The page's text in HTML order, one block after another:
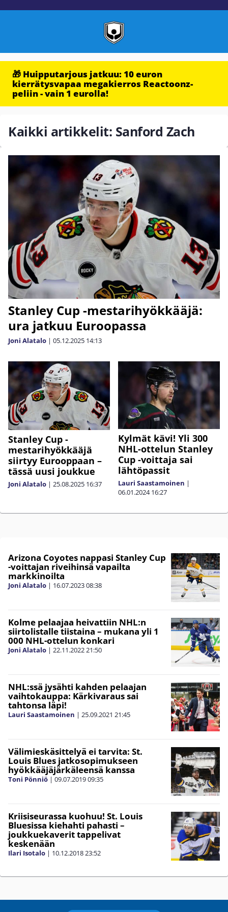
🎁 Huipputarjous jatkuu: 10 euron
kierrätysvapaa megakierros Reactoonz-
peliin - vain 1 eurolla!
Kaikki artikkelit: Sanford Zach
Stanley Cup -mestarihyökkääjä:
ura jatkuu Euroopassa
Joni Alatalo | 05.12.2025 14:13
Stanley Cup -
mestarihyökkääjä
siirtyy Eurooppaan –
tässä uusi joukkue
Joni Alatalo | 25.08.2025 16:37
Kylmät kävi! Yli 300
NHL-ottelun Stanley
Cup -voittaja sai
lähtöpassit
Lauri Saastamoinen |
06.01.2024 16:27
Arizona Coyotes nappasi Stanley Cup
-voittajan riveihinsä vapailta
markkinoilta
Joni Alatalo | 16.07.202308:38
Kolme pelaajaa heivattiin NHL:n
siirtolistalle tiistaina – mukana yli 1
000 NHL-ottelun konkari
Joni Alatalo | 22.11.202221:50
NHL:ssä jysähti kahden pelaajan
vaihtokauppa: Kärkivaraus sai
tahtonsa läpi!
Lauri Saastamoinen | 25.09.2021 21:45
Välimieskäsittelyä ei tarvita: St.
Louis Blues jatkosopimukseen
hyökkääjäjärkäleensä kanssa
Toni Pönniö | 09.07.201909:35
Kriisiseurassa kuohuu! St. Louis
Bluesissa kiehahti pahasti –
joukkuekaverit tappelivat
keskenään
Ilari Isotalo | 10.12.201823:52